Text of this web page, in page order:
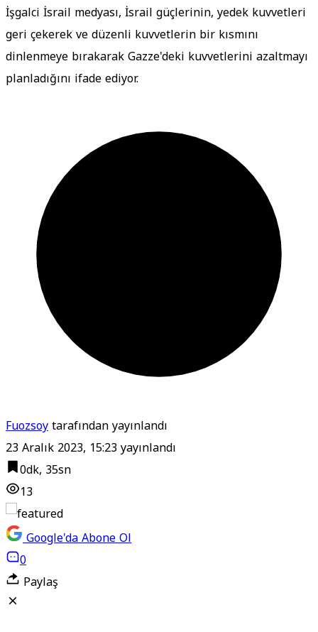
İşgalci İsrail medyası, İsrail güçlerinin, yedek kuvvetleri
geri çekerek ve düzenli kuvvetlerin bir kısmını
dinlenmeye bırakarak Gazze'deki kuvvetlerini azaltmayı
planladığını ifade ediyor.
Fuozsoytarafından yayınlandı
23 Aralık 2023, 15:23yayınlandı
0dk, 35sn
13
Google'da Abone Ol
0
Paylaş